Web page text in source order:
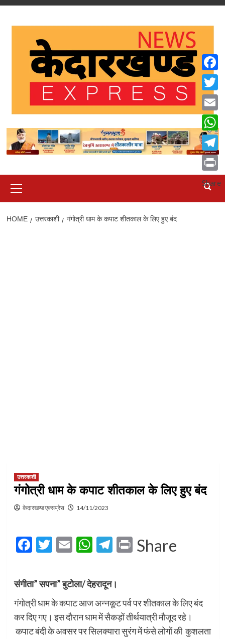
Skip
Menu
HOME उत्तरकाशी गंगोत्री धाम के कपाट शीतकाल के लिए हुए बंद
उत्तरकाशी
गंगोत्री धाम के कपाट शीतकाल के लिए हुए बंद
केदारखण्ड एक्सप्रेस 14/11/2023
Facebook
Twitter
EmailWhatsApp
Telegram
Print
Share
संगीता” सपना” बुटोला/ देहरादून।
गंगोत्री धाम के कपाट आज अन्नकूट पर्व पर शीतकाल के लिए बंद
कर दिए गए। इस दौरान धाम में सैकड़ों तीर्थयात्री मौजूद रहे।
कपाट बंदी के अवसर पर सिलक्यारा सुरंग में फंसे लोगों की कुशलता
Email
Print
Share